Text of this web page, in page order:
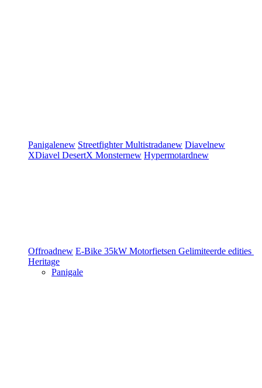
Panigalenew StreetfighterMultistradanew Diavelnew
XDiavel DesertX Monsternew Hypermotardnew
Offroadnew E-Bike 35kW Motorfietsen Gelimiteerde edities
Heritage
Panigale